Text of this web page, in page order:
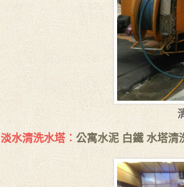
淡水清洗水塔︰ 公寓水泥 白鐵 水塔清